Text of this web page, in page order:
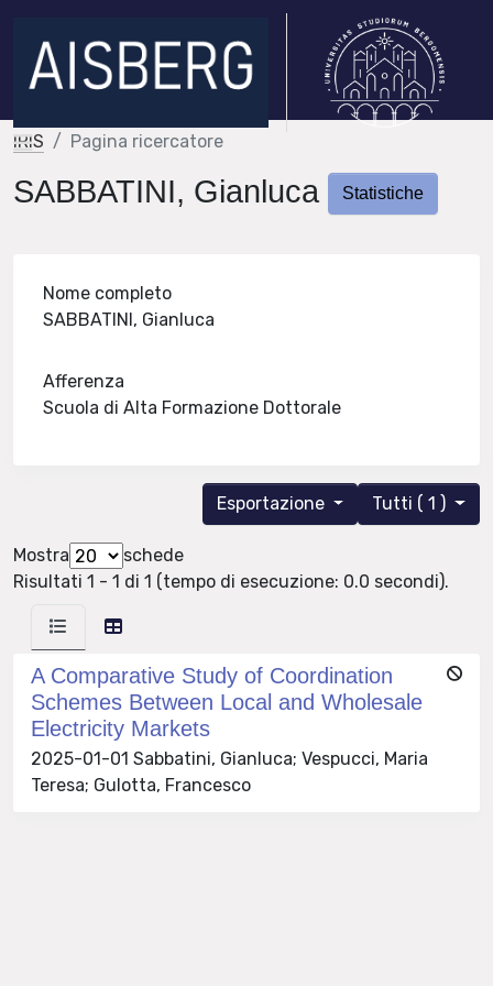
IRIS Pagina ricercatore
SABBATINI, Gianluca Statistiche
Nome completo
SABBATINI, Gianluca
Afferenza
Scuola di Alta Formazione Dottorale
Tutti ( 1 )
Esportazione
Mostra
schede
Risultati 1 - 1 di 1 (tempo di esecuzione: 0.0 secondi).
A Comparative Study of Coordination
Schemes Between Local and Wholesale
Electricity Markets
2025-01-01 Sabbatini, Gianluca; Vespucci, Maria
Teresa; Gulotta, Francesco